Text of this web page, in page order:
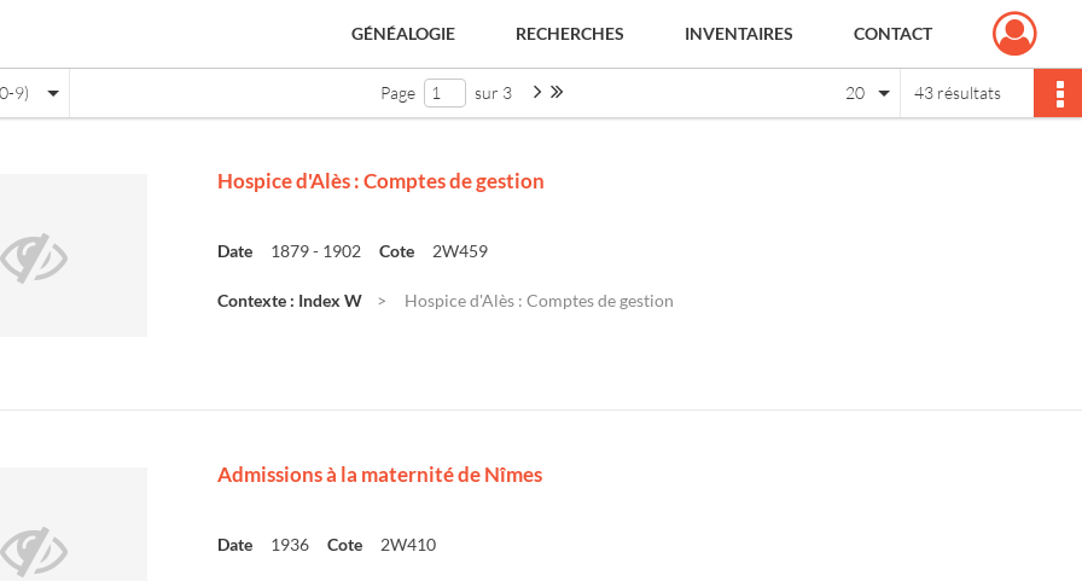
GÉNÉALOGIE RECHERCHES INVENTAIRES CONTACT
9) Page sur 3 Page suivante : 1/3 43 résultats
20
Hospice d'Alès : Comptes de gestion
Date 1879 - 1902 Cote 2W459
Contexte : Index W Hospice d'Alès : Comptes de gestion
Admissions à la maternité de Nîmes
Date 1936 Cote 2W410